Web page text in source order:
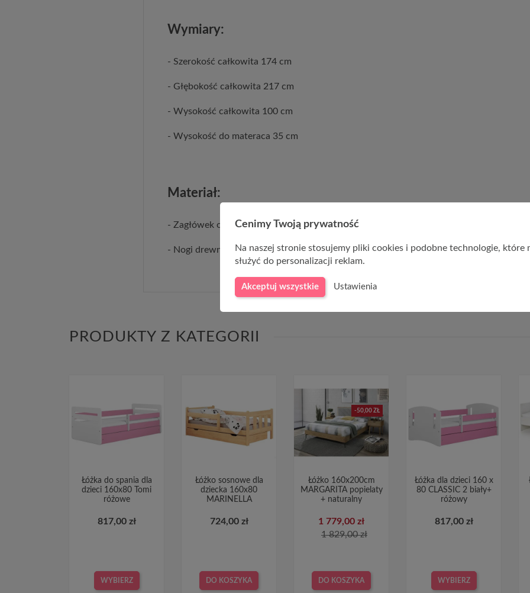
Wymiary:
- Szerokość całkowita 174 cm
- Głębokość całkowita 217 cm
- Wysokość całkowita 100 cm
- Wysokość do materaca 35 cm
Materiał:
- Zagłówek oraz rama ekoskóra kolor biały
- Nogi drewno lite kolor buk
PRODUKTY Z KATEGORII
Łóżka do spania dla
dzieci 160x80 Tomi
różowe
817,00 zł
WYBIERZ
Łóżko sosnowe dla
dziecka 160x80
MARINELLA
724,00 zł
DO KOSZYKA
-50,00 ZŁ
Łóżko 160x200cm
MARGARITA popielaty
+ naturalny
1 779,00 zł
1 829,00 zł
DO KOSZYKA
Łóżka dla dzieci 160 x
80 CLASSIC 2 biały+
różowy
817,00 zł
WYBIERZ
Cenimy Twoją prywatność
Na naszej stronie stosujemy pliki cookies i podobne technologie, które
służyć do personalizacji reklam.
Akceptuj wszystkie Ustawienia